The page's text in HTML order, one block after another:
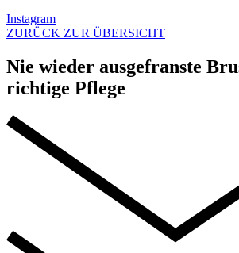
Instagram
ZURÜCK ZUR ÜBERSICHT
Nie wieder ausgefranste
richtige Pflege